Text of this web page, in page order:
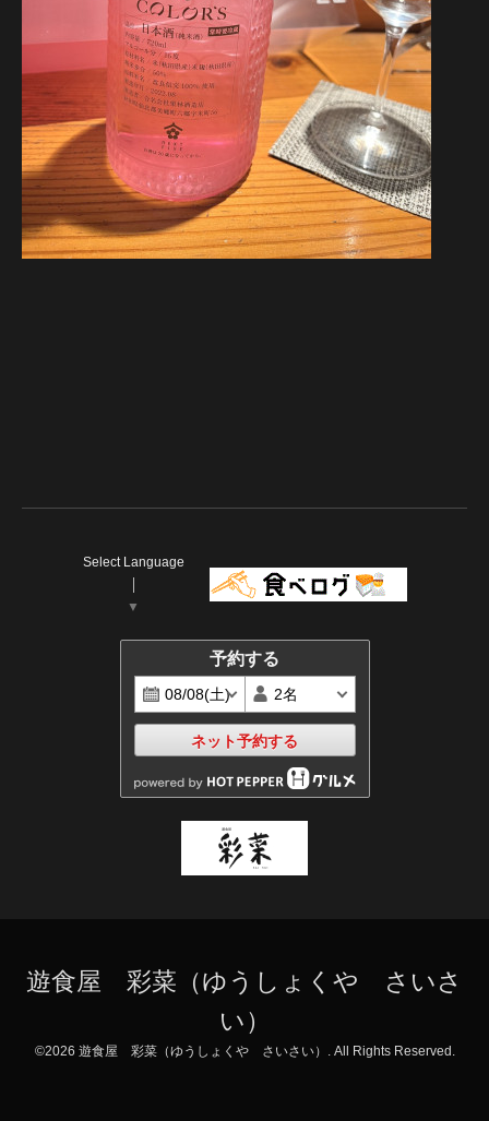
Select Language
▼
予約する
ネット予約する
遊食屋 彩菜（ゆうしょくや さいさ
い）
©2026 遊食屋 彩菜（ゆうしょくや さいさい） . All Rights Reserved.